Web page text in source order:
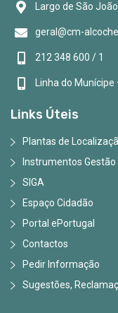
Largo de São
geral@cm-
212 348 600 / 1
Linha do
Links Úteis
Plantas de
Instrumentos Gestão
SIGA
Espaço Cidadão
Portal ePortugal
Contactos
Pedir Informação
Sugestões,